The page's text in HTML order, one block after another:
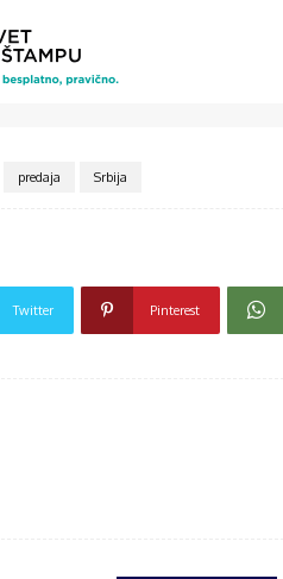
predaja Srbija
Twitter Pinterest